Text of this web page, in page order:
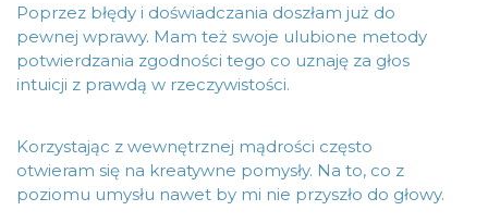
Poprzez błędy i doświadczania doszłam już do
pewnej wprawy. Mam też swoje ulubione metody
potwierdzania zgodności tego co uznaję za głos
intuicji z prawdą w rzeczywistości.
Korzystając z wewnętrznej mądrości często
otwieram się na kreatywne pomysły. Na to, co z
poziomu umysłu nawet by mi nie przyszło do głowy.